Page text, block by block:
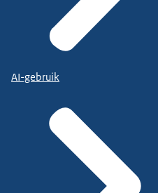
AI-gebruik